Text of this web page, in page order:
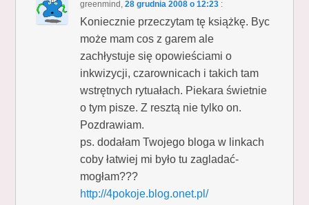
greenmind ,28 grudnia 2008 o 12:23 :
Koniecznie przeczytam tę książkę. Byc
może mam cos z garem ale
zachłystuje się opowieściami o
inkwizycji, czarownicach i takich tam
wstrętnych rytuałach. Piekara świetnie
o tym pisze. Z resztą nie tylko on.
Pozdrawiam.
ps. dodałam Twojego bloga w linkach
coby łatwiej mi było tu zagladać-
mogłam???
http://4pokoje.blog.onet.pl/